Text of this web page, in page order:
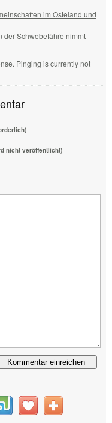
im Osteland und
der Schwebefähre nimmt
Pinging is currently not
nicht veröffentlicht)